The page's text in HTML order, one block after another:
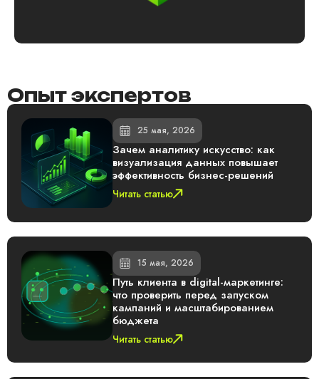
Опыт экспертов
25 мая, 2026
Зачем аналитику искусство: как
визуализация данных повышает
эффективность бизнес-решений
Читать статью
15 мая, 2026
Путь клиента в digital-маркетинге:
что проверить перед запуском
кампаний и масштабированием
бюджета
Читать статью